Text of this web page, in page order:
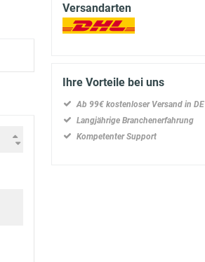
Versandarten
Ihre Vorteile bei uns
Ab 99€ kostenloser Versand in DE
Langjährige Branchenerfahrung
Kompetenter Support